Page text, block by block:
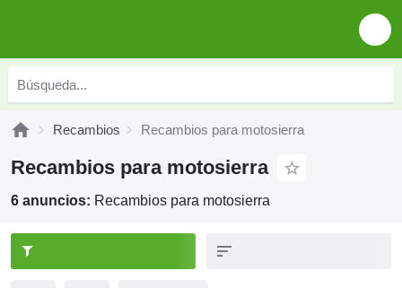
Recambios Recambios para motosierra
Recambios para motosierra
6 anuncios: Recambios para motosierra